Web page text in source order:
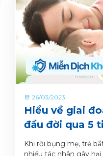
ẩn nguy cơ biến
cả giai đoạn hậu sản.
26/03/2023
Hiểu về giai
đầu đời qua 5
dưỡng trọn
Khi rời bụng mẹ, trẻ
nhiều tác nhân gây